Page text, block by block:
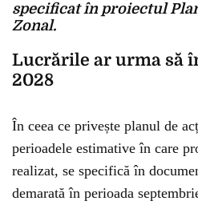
specificat în proiectul
Zonal.
Lucrările ar urma să
2028
În ceea ce privește planul de
perioadele estimative în care
realizat, se specifică în
demarată în perioada